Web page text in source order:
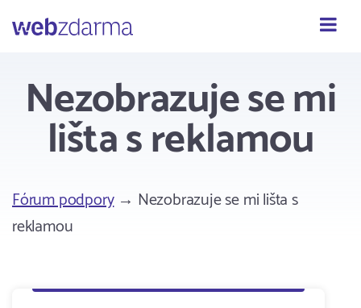
Webzdarma
Nezobrazuje se mi
lišta s reklamou
Fórum podpory→ Nezobrazuje se mi lišta s
reklamou